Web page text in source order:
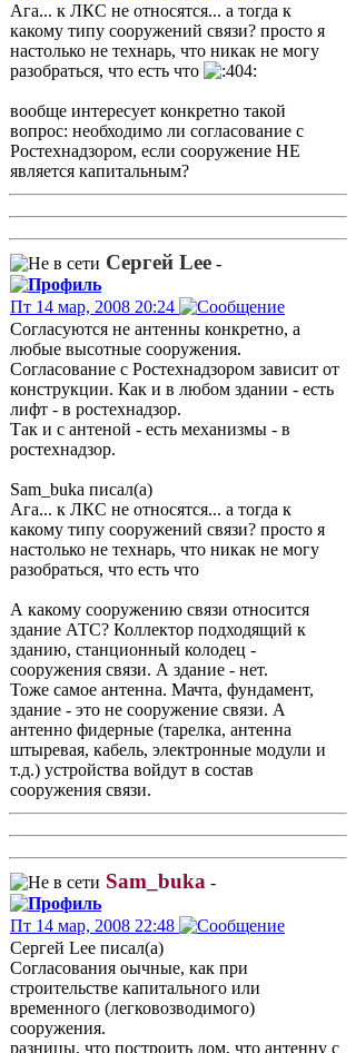
Ага... к ЛКС не относятся... а тогда к
какому типу сооружений связи? просто я
настолько не технарь, что никак не могу
разобраться, что есть что
вообще интересует конкретно такой
вопрос: необходимо ли согласование с
Ростехнадзором, если сооружение НЕ
является капитальным?
Сергей Lee -
Пт 14 мар, 2008 20:24
Согласуются не антенны конкретно, а
любые высотные сооружения.
Согласование с Ростехнадзором зависит от
конструкции. Как и в любом здании - есть
лифт - в ростехнадзор.
Так и с антеной - есть механизмы - в
ростехнадзор.
Sam_buka писал(а)
Ага... к ЛКС не относятся... а тогда к
какому типу сооружений связи? просто я
настолько не технарь, что никак не могу
разобраться, что есть что
А какому сооружению связи относится
здание АТС? Коллектор подходящий к
зданию, станционный колодец -
сооружения связи. А здание - нет.
Тоже самое антенна. Мачта, фундамент,
здание - это не сооружение связи. А
антенно фидерные (тарелка, антенна
штыревая, кабель, электронные модули и
т.д.) устройства войдут в состав
сооружения связи.
Sam_buka -
Пт 14 мар, 2008 22:48
Сергей Lee писал(а)
Согласования оычные, как при
строительстве капитального или
временного (легковозводимого)
сооружения.
разницы, что построить дом, что антенну с